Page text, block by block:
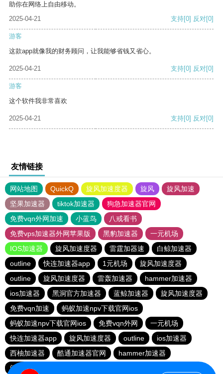
助你在网络上自由移动。
2025-04-21
支持[0] 反对[0]
游客
这款app就像我的财务顾问，让我能够省钱又省心。
2025-04-21 支持[0] 反对[0]
游客
这个软件我非常喜欢
2025-04-21 支持[0] 反对[0]
友情链接
网站地图 QuickQ 旋风加速度器 旋风
旋风加速
坚果加速器
tiktok加速器
狗急加速器官网
免费vqn外网加速
小蓝鸟
八戒看书
免费vps加速器外网苹果版
黑豹加速器
一元机场
IOS加速器
旋风加速度器 雷霆加器速
白鲸加速器
outline
快连加速器app 1元机场
旋风加速度器
outline
旋风加速度器 雷轰加速器
hammer加速器
ios加速器
黑洞官方加速器 蓝鲸加速器
旋风加速度器
免费vqn加速
蚂蚁加速npv下载官网ios
蚂蚁加速npv下载官网ios
免费vqn外网
一元机场
快连加速器app
旋风加速度器 outline
ios加速器
西柚加速器
酷通加速器官网
hammer加速器
闪电猫加速器